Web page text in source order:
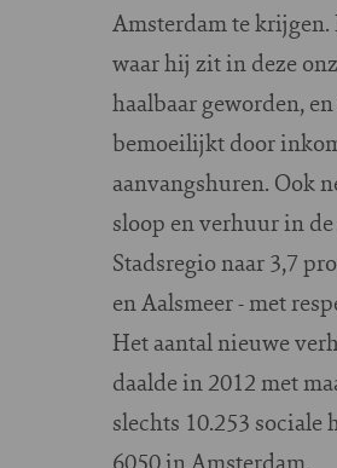
Amsterdam te
waar hij zit in deze
haalbaar geworden,
bemoeilijkt door
aanvangshuren. Ook
sloop en verhuur in
Stadsregio naar 3,7
en Aalsmeer - met
Het aantal nieuwe
daalde in 2012 met
slechts 10.253
6050 in Amsterdam.